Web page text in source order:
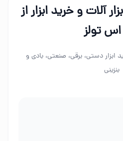
آلات و خرید ابزار از
تولز
ابزار دستی، برقی، صنعتی، بادی و
بنزینی